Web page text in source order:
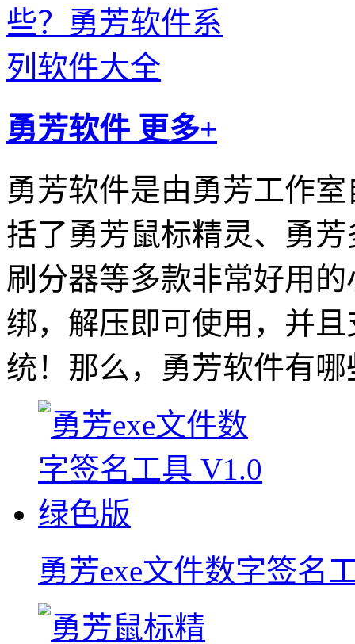
勇芳软件 更多+
勇芳软件是由勇芳工作
括了勇芳鼠标精灵、勇
刷分器等多款非常好用
绑，解压即可使用，并
统！那么，勇芳软件有哪
勇芳exe文件数字签名